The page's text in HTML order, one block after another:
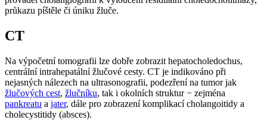
průkazu píštěle či úniku žluče.
CT
Na výpočetní tomografii lze dobře zobrazit hepatocholedochus,
centrální intrahepatální žlučové cesty. CT je indikováno při
nejasných nálezech na ultrasonografii, podezření na tumor jak
žlučových cest, žlučníku, tak i okolních struktur − zejména
pankreatu a jater, dále pro zobrazení komplikací cholangoitidy a
cholecystitidy (absces).